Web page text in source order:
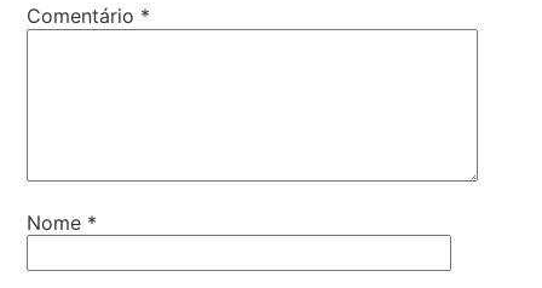
Comentário *
Nome *